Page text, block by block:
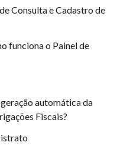
Consulta e Cadastro de
funciona o Painel de
automática da
Fiscais?